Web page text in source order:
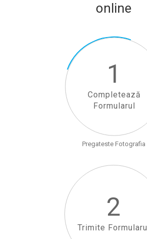
online
1
Completează
Formularul
Pregateste Fotografia
2
Trimite Formularul